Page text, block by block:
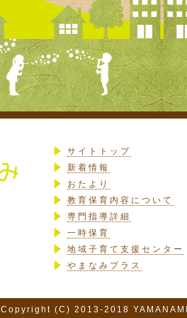
サイトトップ
新着情報
おたより
教育保育内容について
専門指導詳細
一時保育
地域子育て支援センター
やまなみプラス
Copyright (C) 2013-2018